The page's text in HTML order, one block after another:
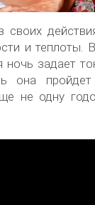
своих
и теплоты.
задает
она
не одну